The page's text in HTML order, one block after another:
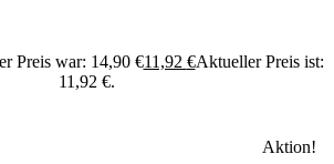
Preis war: 14,90 €11,92 €Aktueller Preis ist:
11,92 €.
Aktion!